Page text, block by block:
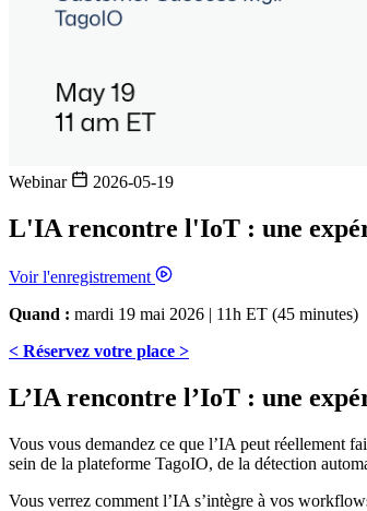
Webinar 2026-05-19
L'IA rencontre l'IoT : une
Voir l'enregistrement
Quand : mardi 19 mai 2026 | 11h ET (45 minutes)
< Réservez votre place >
L’IA rencontre l’IoT : une
Vous vous demandez ce que l’IA peut réellement
sein de la plateforme TagoIO, de la détection
Vous verrez comment l’IA s’intègre à vos